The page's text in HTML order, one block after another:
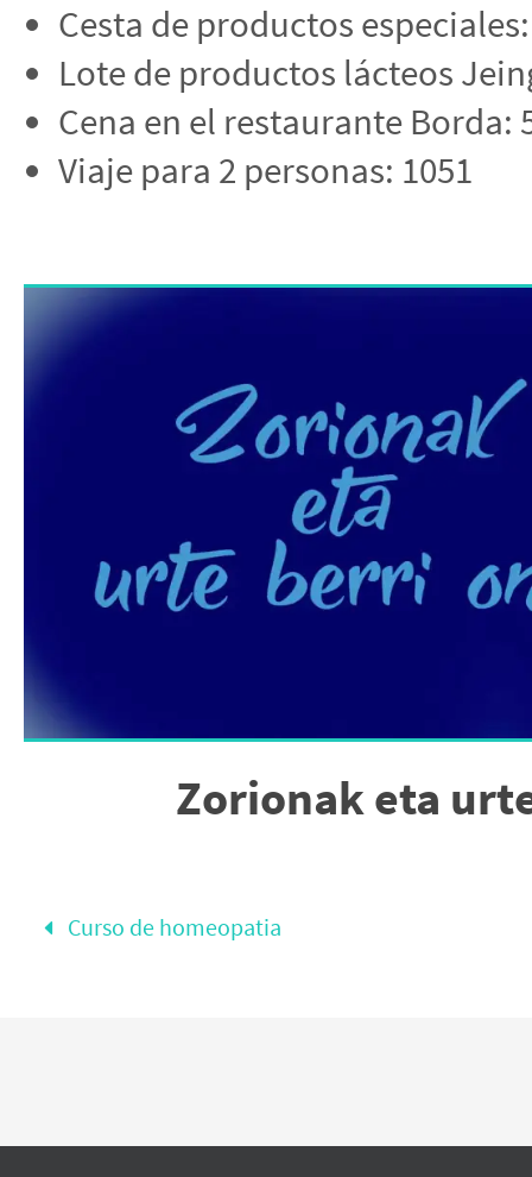
Cesta de productos
Lote de productos lácteos
Cena en el restaurante Borda:
Viaje para 2 personas: 1051
Zorionak eta
Curso de homeopatia